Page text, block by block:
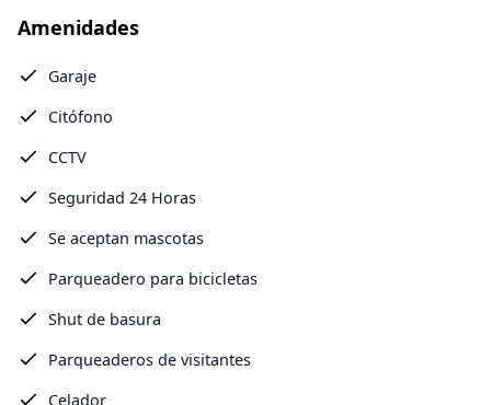
Amenidades
Garaje
Citófono
CCTV
Seguridad 24 Horas
Se aceptan mascotas
Parqueadero para bicicletas
Shut de basura
Parqueaderos de visitantes
Celador